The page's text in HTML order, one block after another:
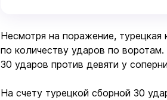
Несмотря на поражение,
по количеству ударов по
30 ударов против девяти у
На счету турецкой сборной 30